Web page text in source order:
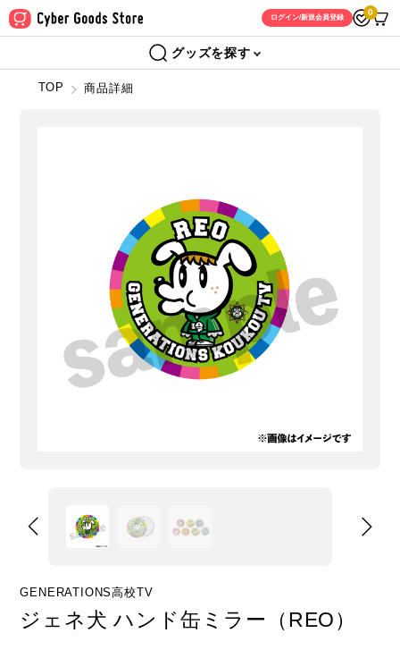
ログイン/新規会員登録
0
グッズを探す
TOP 商品詳細
GENERATIONS高校TV
ジェネ犬 ハンド缶ミラー（REO）